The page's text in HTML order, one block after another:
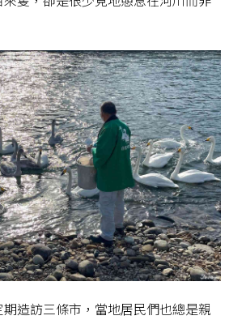
造訪三條市，當地居民們也總是親